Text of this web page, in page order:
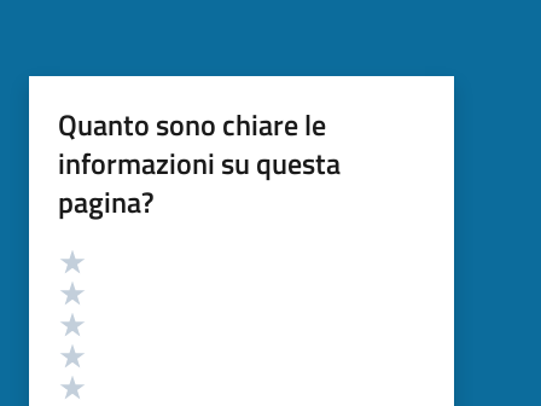
Quanto sono chiare le
informazioni su questa
pagina?
Valutazione